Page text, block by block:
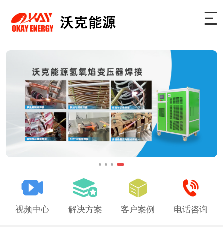
视频中心 解决方案 客户案例 电话咨询